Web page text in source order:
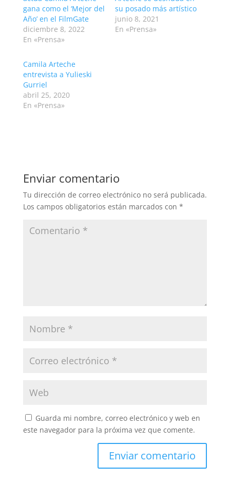
gana como el ‘Mejor del
Año’ en el FilmGate
diciembre 8, 2022
En «Prensa»
su posado más artístico
junio 8, 2021
En «Prensa»
Camila Arteche
entrevista a Yulieski
Gurriel
abril 25, 2020
En «Prensa»
Enviar comentario
Tu dirección de correo electrónico no será publicada.
Los campos obligatorios están marcados con *
Guarda mi nombre, correo electrónico y web en
este navegador para la próxima vez que comente.